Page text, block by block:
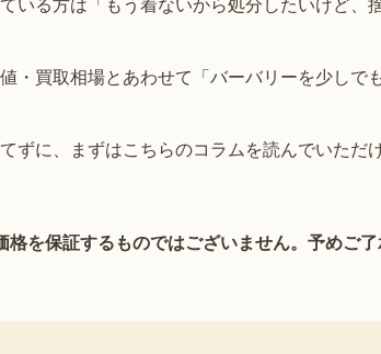
・買取相場とあわせて「バーバリーを少しで
ずに、まずはこちらのコラムを読んでいただ
を保証するものではございません。予めご了